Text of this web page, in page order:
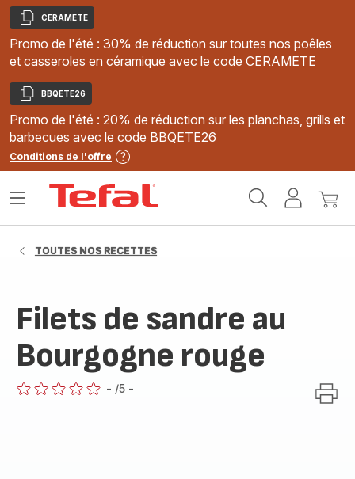
Copier
CERAMETE
Promo de l'été : 30% de réduction sur toutes nos poêles
et casseroles en céramique avec le code CERAMETE
Copier
BBQETE26
Promo de l'été : 20% de réduction sur les planchas, grills et
barbecues avec le code BBQETE26
Conditions de l'offre
MonMon
Ouvrir
TOUTES NOS RECETTES
Filets de sandre au
Bourgogne rouge
- /5 -